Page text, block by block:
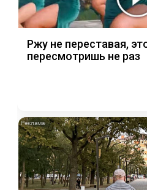
Ржу не переставая,
пересмотришь не раз